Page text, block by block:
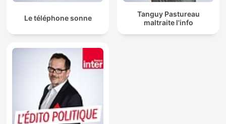
Le téléphone sonne
Tanguy Pastureau
maltraite l'info